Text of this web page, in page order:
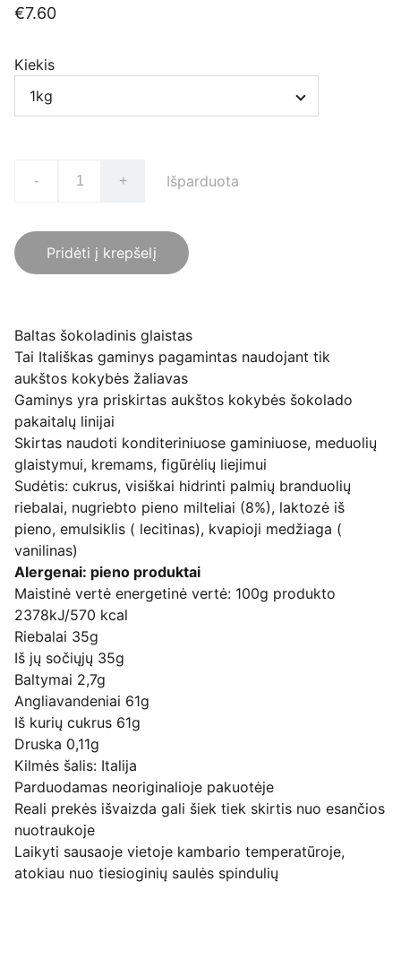
€7.60
Kiekis
- + Išparduota
Pridėti į krepšelį
Baltas šokoladinis glaistas
Tai Itališkas gaminys pagamintas naudojant tik
aukštos kokybės žaliavas
Gaminys yra priskirtas aukštos kokybės šokolado
pakaitalų linijai
Skirtas naudoti konditeriniuose gaminiuose, meduolių
glaistymui, kremams, figūrėlių liejimui
Sudėtis: cukrus, visiškai hidrinti palmių branduolių
riebalai, nugriebto pieno milteliai (8%), laktozė iš
pieno, emulsiklis ( lecitinas), kvapioji medžiaga (
vanilinas)
Alergenai: pieno produktai
Maistinė vertė energetinė vertė: 100g produkto
2378kJ/570 kcal
Riebalai 35g
Iš jų sočiųjų 35g
Baltymai 2,7g
Angliavandeniai 61g
Iš kurių cukrus 61g
Druska 0,11g
Kilmės šalis: Italija
Parduodamas neoriginalioje pakuotėje
Reali prekės išvaizda gali šiek tiek skirtis nuo esančios
nuotraukoje
Laikyti sausaoje vietoje kambario temperatūroje,
atokiau nuo tiesioginių saulės spindulių